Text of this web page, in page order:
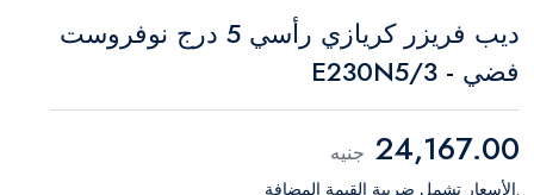
ديب فريزر كريازي رأسي 5 درج نوفروست
فضي - E230N5/3
24,167.00 جنيه
.الأسعار تشمل ضريبة القيمة المضافة